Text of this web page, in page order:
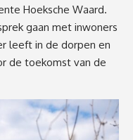
Hoeksche Waard.
gaan met inwoners
leeft in de dorpen en
de toekomst van de